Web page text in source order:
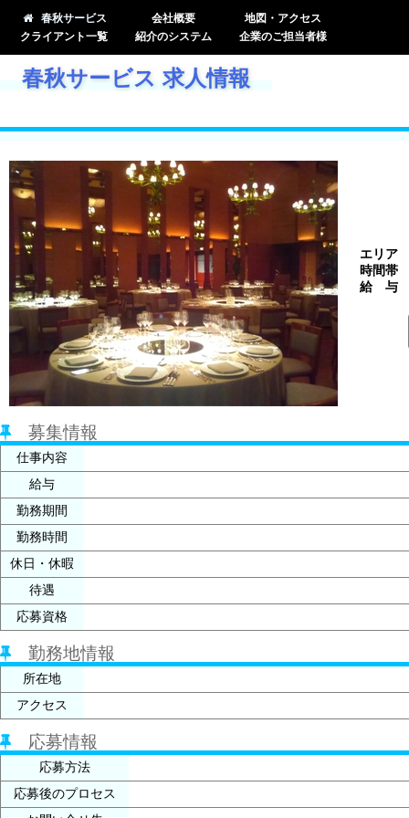
春秋サービス 会社概要
地図・アクセス
クライアント一覧
紹介のシステム 企業のご担当者様
春秋サービス 求人情報
エリア
時間帯
給 与
募集情報
仕事内容
給与
勤務期間
勤務時間
休日・休暇
待遇
応募資格
勤務地情報
所在地
アクセス
応募情報
応募方法
応募後のプロセス